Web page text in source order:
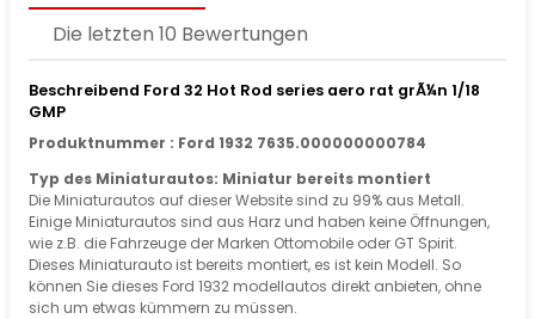
Die letzten 10 Bewertungen
Beschreibend Ford 32 Hot Rod series aero rat grÃ¼n 1/18
GMP
Produktnummer : Ford 1932 7635.000000000784
Typ des Miniaturautos: Miniatur bereits montiert
Die Miniaturautos auf dieser Website sind zu 99% aus Metall.
Einige Miniaturautos sind aus Harz und haben keine Öffnungen,
wie z.B. die Fahrzeuge der Marken Ottomobile oder GT Spirit.
Dieses Miniaturauto ist bereits montiert, es ist kein Modell. So
können Sie dieses Ford 1932 modellautos direkt anbieten, ohne
sich um etwas kümmern zu müssen.